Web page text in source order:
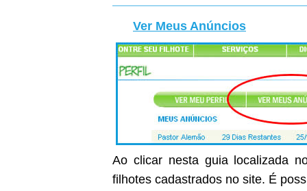
Ver Meus Anúncios
Ao clicar nesta guia localizada
filhotes cadastrados no site. É